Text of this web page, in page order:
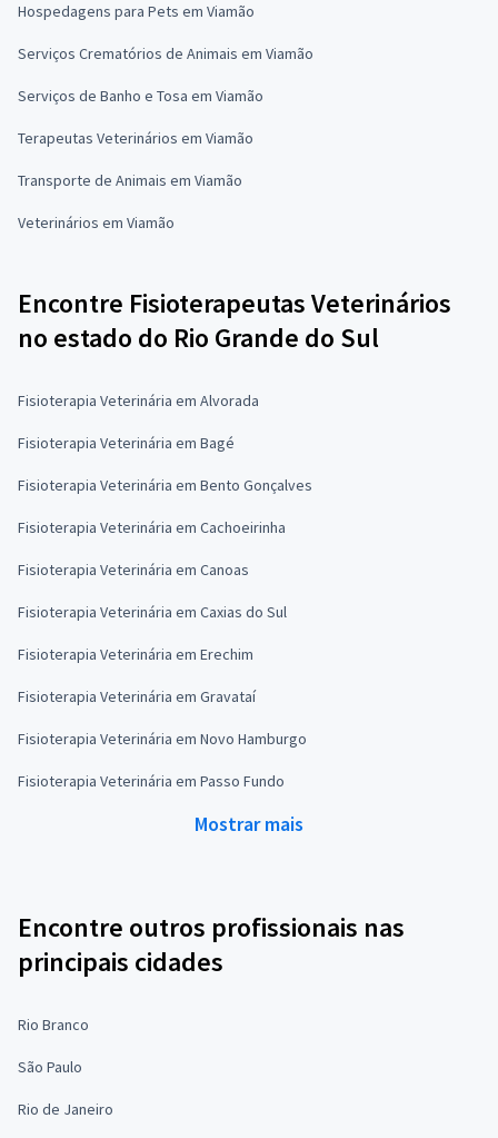
Hospedagens para Pets em Viamão
Serviços Crematórios de Animais em Viamão
Serviços de Banho e Tosa em Viamão
Terapeutas Veterinários em Viamão
Transporte de Animais em Viamão
Veterinários em Viamão
Encontre Fisioterapeutas Veterinários
no estado do Rio Grande do Sul
Fisioterapia Veterinária em Alvorada
Fisioterapia Veterinária em Bagé
Fisioterapia Veterinária em Bento Gonçalves
Fisioterapia Veterinária em Cachoeirinha
Fisioterapia Veterinária em Canoas
Fisioterapia Veterinária em Caxias do Sul
Fisioterapia Veterinária em Erechim
Fisioterapia Veterinária em Gravataí
Fisioterapia Veterinária em Novo Hamburgo
Fisioterapia Veterinária em Passo Fundo
Mostrar mais
Encontre outros profissionais nas
principais cidades
Rio Branco
São Paulo
Rio de Janeiro